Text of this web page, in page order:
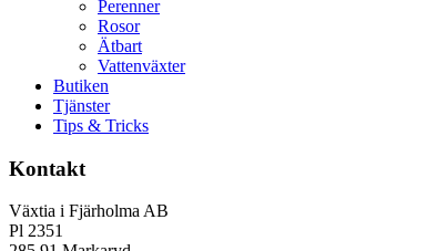
Perenner
Rosor
Ätbart
Vattenväxter
Butiken
Tjänster
Tips & Tricks
Kontakt
Växtia i Fjärholma AB
Pl 2351